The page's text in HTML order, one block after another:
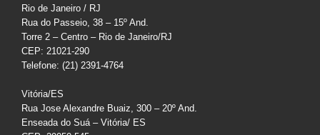
Rio de Janeiro / RJ
Rua do Passeio, 38 – 15º And.
Torre 2 – Centro – Rio de Janeiro/RJ
CEP: 21021-290
Telefone: (21) 2391-4764
Vitória/ES
Rua Jose Alexandre Buaiz, 300 – 20º And.
Enseada do Suá – Vitória/ ES